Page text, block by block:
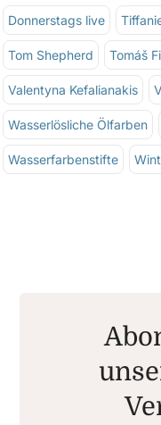
Donnerstags live
Tom Shepherd Tomáš
Valentyna Kefalianakis
Wasserlösliche Ölfarben
Wasserfarbenstifte